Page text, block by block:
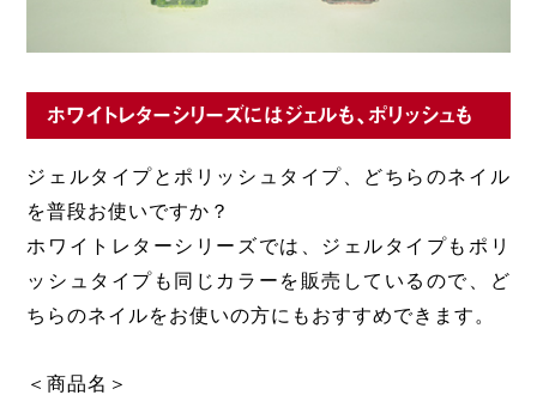
ホワイトレターシリーズにはジェルも、ポリッシュも
ジェルタイプとポリッシュタイプ、どちらのネイル
を普段お使いですか？
ホワイトレターシリーズでは、ジェルタイプもポリ
ッシュタイプも同じカラーを販売しているので、ど
ちらのネイルをお使いの方にもおすすめできます。
＜商品名＞